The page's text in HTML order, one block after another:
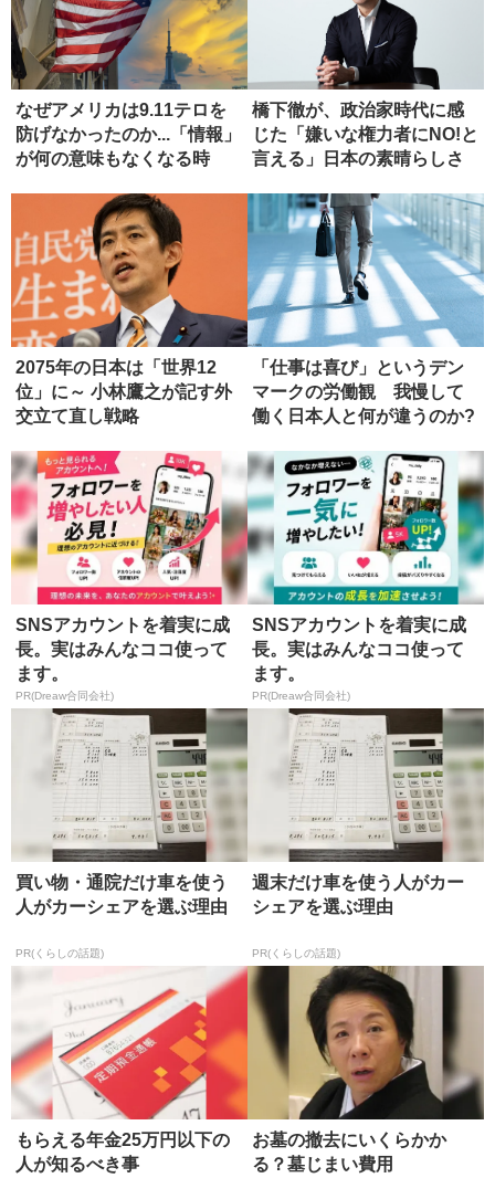
なぜアメリカは9.11テロを
防げなかったのか...「情報」
が何の意味もなくなる時
橋下徹が、政治家時代に感
じた「嫌いな権力者にNO!と
言える」日本の素晴らしさ
2075年の日本は「世界12
位」に～ 小林鷹之が記す外
交立て直し戦略
「仕事は喜び」というデン
マークの労働観 我慢して
働く日本人と何が違うのか?
SNSアカウントを着実に成
長。実はみんなココ使って
ます。
PR(Dreaw合同会社)
SNSアカウントを着実に成
長。実はみんなココ使って
ます。
PR(Dreaw合同会社)
買い物・通院だけ車を使う
人がカーシェアを選ぶ理由
PR(くらしの話題)
週末だけ車を使う人がカー
シェアを選ぶ理由
PR(くらしの話題)
もらえる年金25万円以下の
人が知るべき事
お墓の撤去にいくらかか
る？墓じまい費用